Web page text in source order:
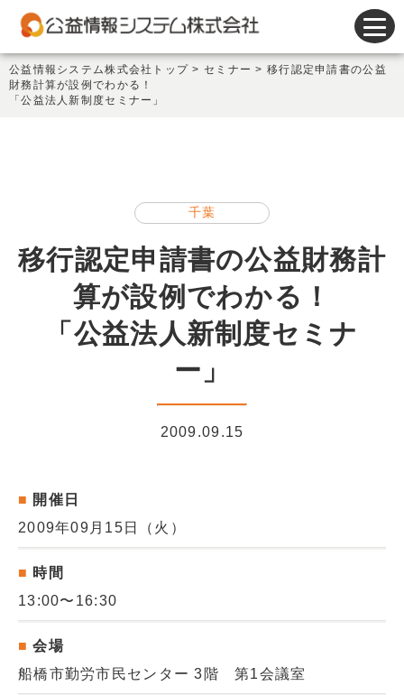
会計システム
人事給与システム
会社情報
ブログ
講師マイページ
公益情報システム株式会社トップ > セミナー >移行認定申請書の公益
財務計算が設例でわかる！
「公益法人新制度セミナー」
千葉
移行認定申請書の公益財務計
算が設例でわかる！
「公益法人新制度セミナ
ー」
2009.09.15
開催日
2009年09月15日（火）
時間
13:00〜16:30
会場
船橋市勤労市民センター 3階 第1会議室